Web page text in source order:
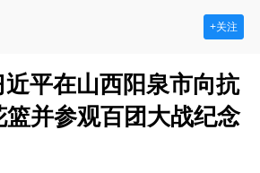
+关注
平在山西阳泉市向抗
并参观百团大战纪念